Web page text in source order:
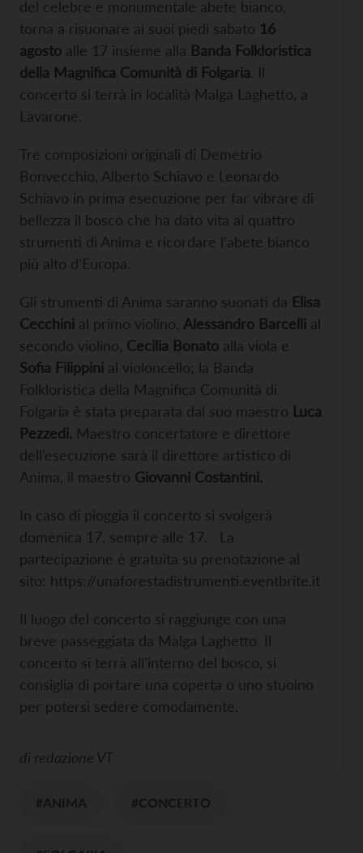
del celebre e monumentale abete bianco,
torna a risuonare ai suoi piedi sabato 16
agosto alle 17 insieme alla Banda Folkloristica
della Magnifica Comunità di Folgaria. Il
concerto si terrà in località Malga Laghetto, a
Lavarone.
Tre composizioni originali di Demetrio
Bonvecchio, Alberto Schiavo e Leonardo
Schiavo in prima esecuzione per far vibrare di
bellezza il bosco che ha dato vita ai quattro
strumenti di Anima e ricordare l’abete bianco
più alto d’Europa.
Gli strumenti di Anima saranno suonati da Elisa
Cecchini al primo violino, Alessandro Barcelli al
secondo violino, Cecilia Bonato alla viola e
Sofia Filippini al violoncello; la Banda
Folkloristica della Magnifica Comunità di
Folgaria è stata preparata dal suo maestro Luca
Pezzedi. Maestro concertatore e direttore
dell’esecuzione sarà il direttore artistico di
Anima, il maestro Giovanni Costantini.
In caso di pioggia il concerto si svolgerà
domenica 17, sempre alle 17. La
partecipazione è gratuita su prenotazione al
sito: https://unaforestadistrumenti.eventbrite.it
Il luogo del concerto si raggiunge con una
breve passeggiata da Malga Laghetto. Il
concerto si terrà all’interno del bosco, si
consiglia di portare una coperta o uno stuoino
per potersi sedere comodamente.
di redazione VT
#ANIMA #CONCERTO